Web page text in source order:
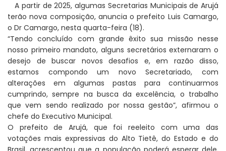
A partir de 2025, algumas Secretarias Municipais de Arujá
terão nova composição, anuncia o prefeito Luis Camargo,
o Dr Camargo, nesta quarta-feira (18).
“Tendo concluído com grande êxito sua missão nesse
nosso primeiro mandato, alguns secretários externaram o
desejo de buscar novos desafios e, em razão disso,
estamos compondo um novo Secretariado, com
alterações em algumas pastas para continuarmos
cumprindo, sempre na busca da excelência, o trabalho
que vem sendo realizado por nossa gestão”, afirmou o
chefe do Executivo Municipal.
O prefeito de Arujá, que foi reeleito com uma das
votações mais expressivas do Alto Tietê, do Estado e do